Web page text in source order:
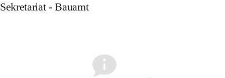
Sekretariat - Bauamt